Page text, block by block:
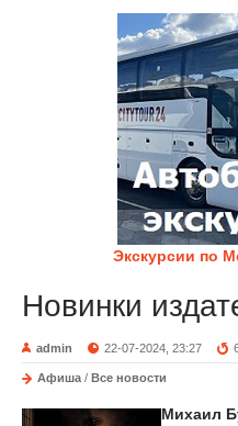
Экскурсии по
Новинки
admin 22-07-2024, 23:27
Афиша / Все новости
Михаил